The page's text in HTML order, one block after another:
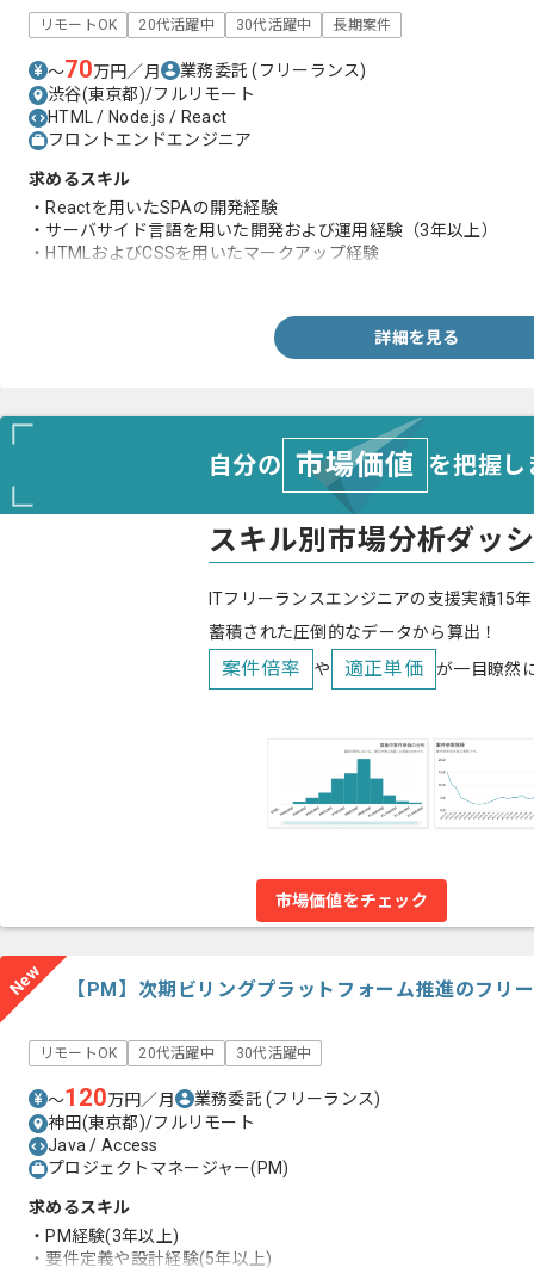
リモートOK 20代活躍中 30代活躍中 長期案件
〜70万円／月 業務委託(フリーランス)
渋谷(東京都)/フルリモート
HTML / Node.js / React
フロントエンドエンジニア
求めるスキル
・Reactを用いたSPAの開発経験
・サーバサイド言語を用いた開発および運用経験（3年以上）
・HTMLおよびCSSを用いたマークアップ経験
詳細を見る
自分の 市場価値 を把握
スキル別市場分析ダッ
ITフリーランスエンジニアの支援実績15
蓄積された圧倒的なデータから算出！
案件倍率 や 適正単価 が一目瞭然
市場価値をチェック
New 【PM】次期ビリングプラットフォーム推進のフリ
リモートOK 20代活躍中 30代活躍中
〜120万円／月 業務委託(フリーランス)
神田(東京都)/フルリモート
Java / Access
プロジェクトマネージャー(PM)
求めるスキル
・PM経験(3年以上)
・要件定義や設計経験(5年以上)